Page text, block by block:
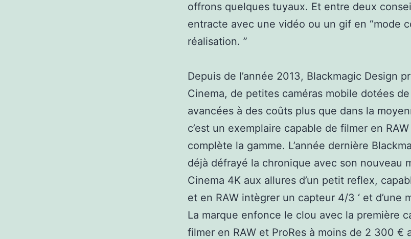
offrons quelques tuyaux. Et entre deux
entracte avec une vidéo ou un gif en “mode
réalisation. ”
Depuis de l’année 2013, Blackmagic Design
Cinema, de petites caméras mobile dotées
avancées à des coûts plus que dans la
c’est un exemplaire capable de filmer en
complète la gamme. L’année dernière
déjà défrayé la chronique avec son nouveau
Cinema 4K aux allures d’un petit reflex,
et en RAW intègrer un capteur 4/3 ‘ et d’une
La marque enfonce le clou avec la première
filmer en RAW et ProRes à moins de 2 300 €